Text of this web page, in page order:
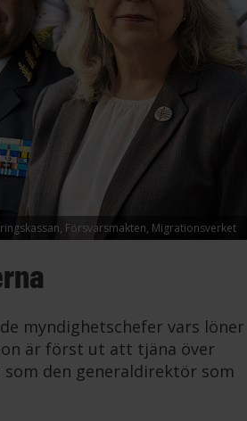
Försvarsmakten, Migrationsverket
myndighetschefer vars löner
är först ut att tjäna över
den generaldirektör som